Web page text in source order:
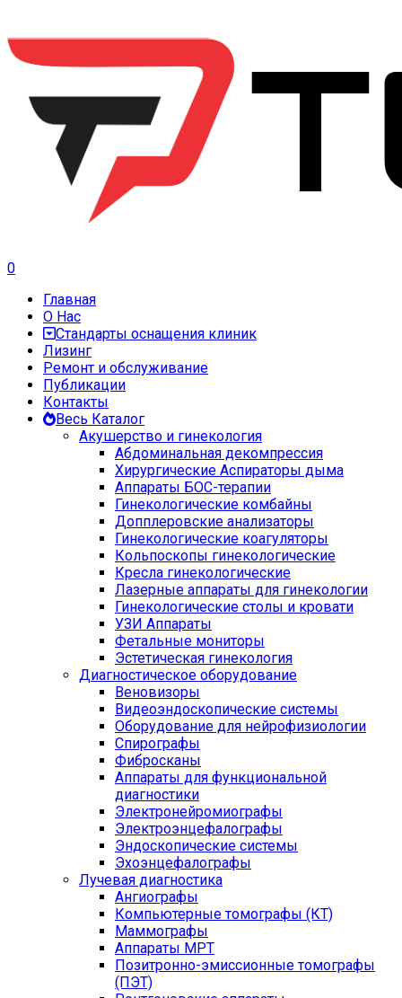
0
Главная
О Нас
Стандарты оснащения клиник
Лизинг
Ремонт и обслуживание
Публикации
Контакты
Весь Каталог
Акушерство и гинекология
Абдоминальная декомпрессия
Хирургические Аспираторы дыма
Аппараты БОС-терапии
Гинекологические комбайны
Допплеровские анализаторы
Гинекологические коагуляторы
Кольпоскопы гинекологические
Кресла гинекологические
Лазерные аппараты для гинекологии
Гинекологические столы и кровати
УЗИ Аппараты
Фетальные мониторы
Эстетическая гинекология
Диагностическое оборудование
Веновизоры
Видеоэндоскопические системы
Оборудование для нейрофизиологии
Спирографы
Фибросканы
Аппараты для функциональной
диагностики
Электронейромиографы
Электроэнцефалографы
Эндоскопические системы
Эхоэнцефалографы
Лучевая диагностика
Ангиографы
Компьютерные томографы (КТ)
Маммографы
Аппараты МРТ
Позитронно-эмиссионные томографы
(ПЭТ)